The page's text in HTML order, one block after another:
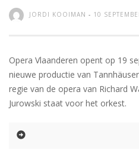
JORDI KOOIMAN - 10
Opera Vlaanderen opent op 19
nieuwe productie van
regie van de opera van Richard
Jurowski staat voor het orkest.